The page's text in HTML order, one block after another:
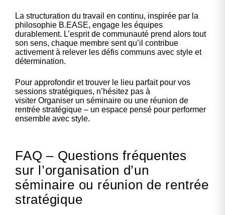
La structuration du travail en continu, inspirée par la
philosophie B.EASE, engage les équipes
durablement. L’esprit de communauté prend alors tout
son sens, chaque membre sent qu’il contribue
activement à relever les défis communs avec style et
détermination.
Pour approfondir et trouver le lieu parfait pour vos
sessions stratégiques, n’hésitez pas à
visiter Organiser un séminaire ou une réunion de
rentrée stratégique – un espace pensé pour performer
ensemble avec style.
FAQ – Questions fréquentes
sur l’organisation d’un
séminaire ou réunion de rentrée
stratégique